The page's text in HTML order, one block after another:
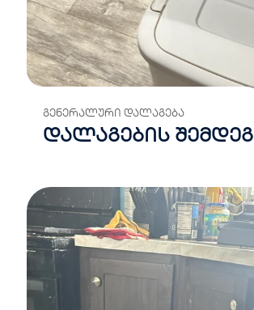
ᲒᲔᲜᲔᲠᲐᲚᲣᲠᲘ ᲓᲐᲚᲐᲒᲔᲑᲐ
დალაგების შემდეგ